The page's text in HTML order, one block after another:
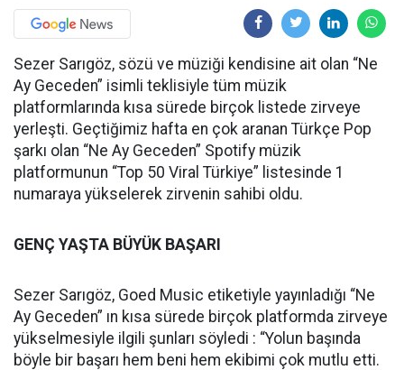
Sezer Sarıgöz, sözü ve müziği kendisine ait olan “Ne
Ay Geceden” isimli teklisiyle tüm müzik
platformlarında kısa sürede birçok listede zirveye
yerleşti. Geçtiğimiz hafta en çok aranan Türkçe Pop
şarkı olan “Ne Ay Geceden” Spotify müzik
platformunun “Top 50 Viral Türkiye” listesinde 1
numaraya yükselerek zirvenin sahibi oldu.
GENÇ YAŞTA BÜYÜK BAŞARI
Sezer Sarıgöz, Goed Music etiketiyle yayınladığı “Ne
Ay Geceden” ın kısa sürede birçok platformda zirveye
yükselmesiyle ilgili şunları söyledi : “Yolun başında
böyle bir başarı hem beni hem ekibimi çok mutlu etti.